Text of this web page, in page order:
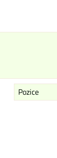
Pozice